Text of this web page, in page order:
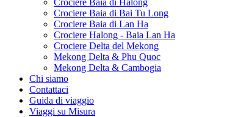
Crociere Baia di Halong
Crociere Baia di Bai Tu Long
Crociere Baia di Lan Ha
Crociere Halong - Baia Lan Ha
Crociere Delta del Mekong
Mekong Delta & Phu Quoc
Mekong Delta & Cambogia
Chi siamo
Contattaci
Guida di viaggio
Viaggi su Misura